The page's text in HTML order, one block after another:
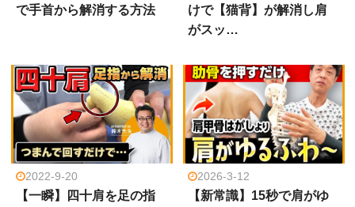
で手首から解消する方法
けで【猫背】が解消し肩
がスッ…
2022-9-20
【一瞬】四十肩を足の指
2026-3-12
【新常識】15秒で肩がゆ